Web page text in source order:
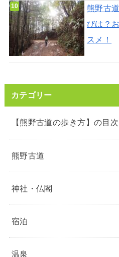
熊野古
びは？
スメ！
カテゴリー
【熊野古道の歩き方】の目次
熊野古道
神社・仏閣
宿泊
温泉